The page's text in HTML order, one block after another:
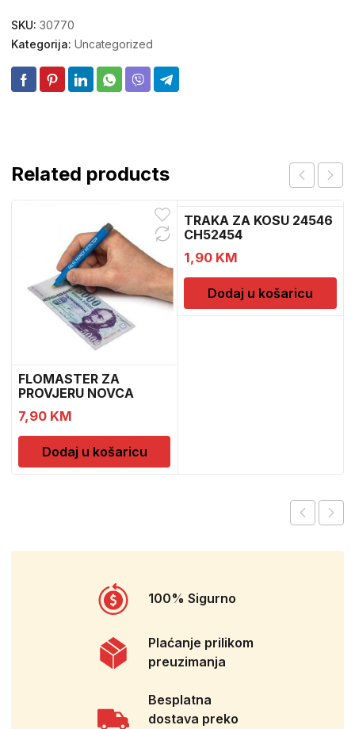
SKU: 30770
Kategorija: Uncategorized
Related products
FLOMASTER ZA
PROVJERU NOVCA
SAFESCAN 30
7,90 KM
Dodaj u košaricu
TRAKA ZA KOSU 24546
CH52454
1,90 KM
Dodaj u košaricu
100% Sigurno
Plaćanje prilikom
preuzimanja
Besplatna
dostava preko